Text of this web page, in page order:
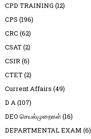
CPD TRAINING (12)
CPS (196)
CRC (62)
CSAT(2)
CSIR(6)
CTET(2)
Current Affairs (49)
D A(107)
DEO செயல்முறைகள்(16)
DEPARTMENTAL EXAM (6)